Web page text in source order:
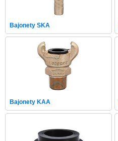
Bajonety SKA
Bajonety KAA